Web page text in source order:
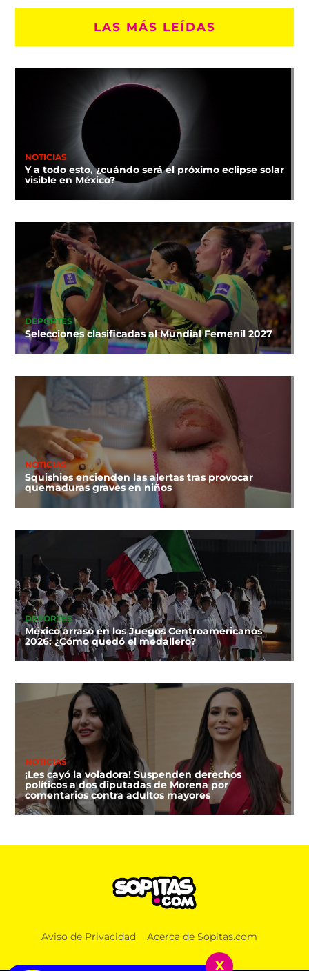
LAS MÁS LEÍDAS
NOTICIAS
Y a todo esto, ¿cuándo será el próximo eclipse solar
visible en México?
DEPORTES
Selecciones clasificadas al Mundial Femenil 2027
NOTICIAS
Squishies encienden las alertas tras provocar
quemaduras graves en niños
DEPORTES
México arrasó en los Juegos Centroamericanos
2026: ¿Cómo quedó el medallero?
NOTICIAS
¡Les cayó la voladora! Suspenden derechos
políticos a dos diputadas de Morena por
comentarios contra adultos mayores
FIFA niega que Infantino hizo millonaria a una
Aviso de Privacidad Acerca de Sopitas.com
x